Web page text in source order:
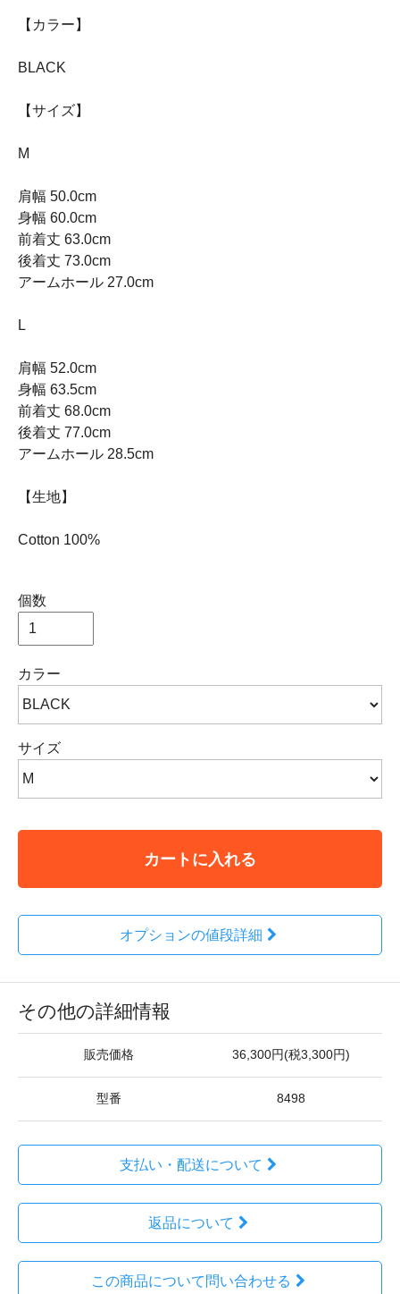
【カラー】
BLACK
【サイズ】
M
肩幅 50.0cm
身幅 60.0cm
前着丈 63.0cm
後着丈 73.0cm
アームホール 27.0cm
L
肩幅 52.0cm
身幅 63.5cm
前着丈 68.0cm
後着丈 77.0cm
アームホール 28.5cm
【生地】
Cotton 100%
個数
カラー
サイズ
カートに入れる
オプションの値段詳細
その他の詳細情報
販売価格 36,300円(税3,300円)
型番 8498
支払い・配送について
返品について
この商品について問い合わせる